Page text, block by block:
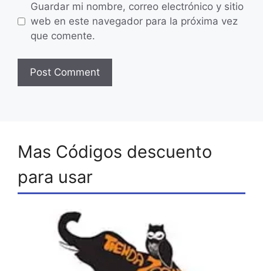
Guardar mi nombre, correo electrónico y sitio
web en este navegador para la próxima vez
que comente.
Mas Códigos descuento
para usar